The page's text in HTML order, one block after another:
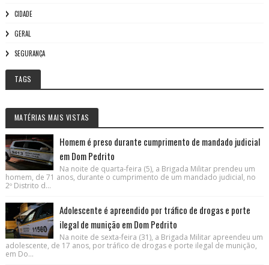
CIDADE
GERAL
SEGURANÇA
TAGS
MATÉRIAS MAIS VISTAS
Homem é preso durante cumprimento de mandado judicial
em Dom Pedrito
Na noite de quarta-feira (5), a Brigada Militar prendeu um
homem, de 71 anos, durante o cumprimento de um mandado judicial, no
2º Distrito d...
Adolescente é apreendido por tráfico de drogas e porte
ilegal de munição em Dom Pedrito
Na noite de sexta-feira (31), a Brigada Militar apreendeu um
adolescente, de 17 anos, por tráfico de drogas e porte ilegal de munição,
em Do...